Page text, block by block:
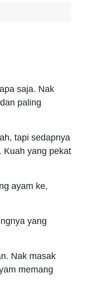
saja. Nak
paling
tapi sedapnya
Kuah yang pekat
ayam ke,
yang
Nak masak
memang